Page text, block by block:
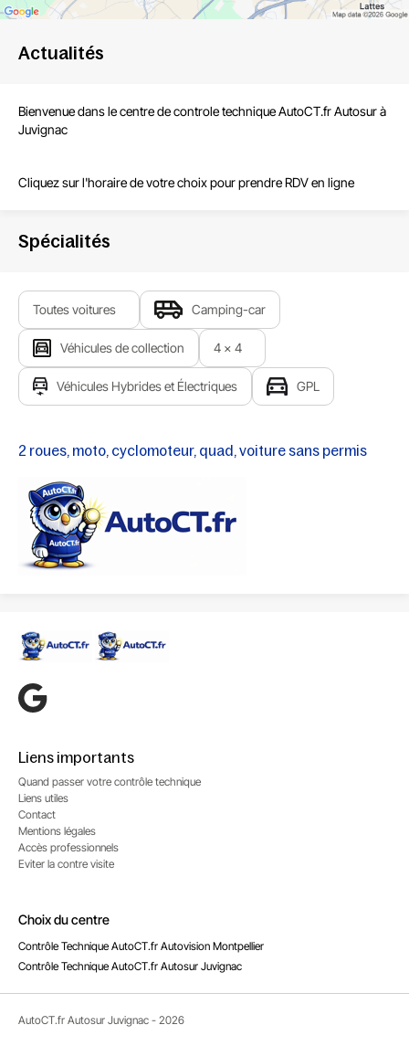
Actualités
Bienvenue dans le centre decontrole technique AutoCT.fr Autosur à
Juvignac
Cliquez sur l'horaire de votre choix pour prendre RDV en ligne
Spécialités
Toutes voitures Camping-car
Véhicules de collection 4 x 4
Véhicules Hybrides et Électriques GPL
2 roues, moto, cyclomoteur, quad, voiture sans permis
Liens importants
Quand passer votre contrôle technique
Liens utiles
Contact
Mentions légales
Accès professionnels
Eviter la contre visite
Choix du centre
Contrôle Technique AutoCT.fr Autovision Montpellier
Contrôle Technique AutoCT.fr Autosur Juvignac
AutoCT.fr Autosur Juvignac - 2026